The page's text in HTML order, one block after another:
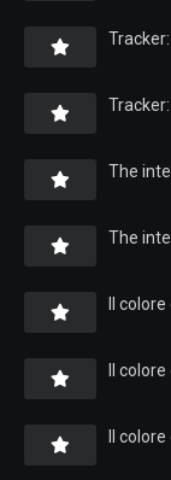
The
The
Il colore
Il colore
Il colore